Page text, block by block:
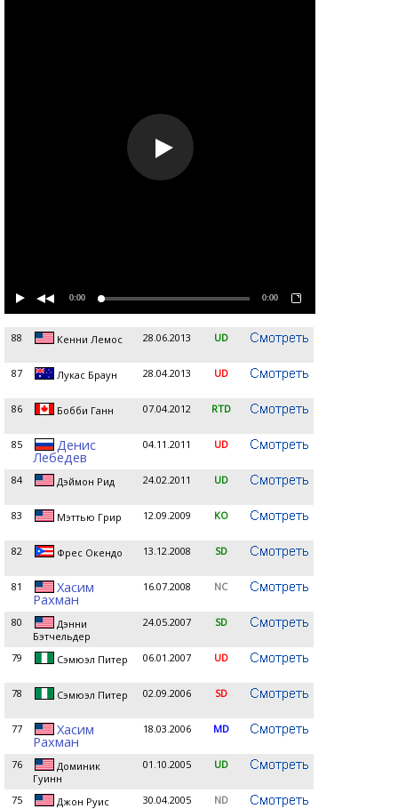
0:00 0:00
88 Кенни Лемос 28.06.2013 UD
87 Лукас Браун 28.04.2013 UD
86 Бобби Ганн 07.04.2012 RTD
85 Денис
Лебедев
04.11.2011 UD
84 Дэймон Рид 24.02.2011 UD
83 Мэттью Грир 12.09.2009 KO
82 Фрес Окендо 13.12.2008 SD
81 Хасим
Рахман
16.07.2008 NC
80
Дэнни
Бэтчельдер
24.05.2007 SD
79 Сэмюэл Питер 06.01.2007 UD
78 Сэмюэл Питер 02.09.2006 SD
77 Хасим
Рахман
18.03.2006 MD
76
Доминик
Гуинн
01.10.2005 UD
75 Джон Руис 30.04.2005 ND